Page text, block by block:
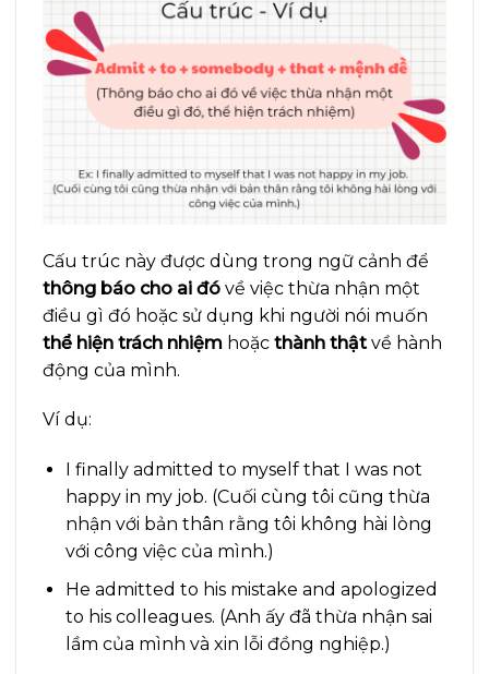
Cấu trúc này được dùng trong ngữ cảnh để
thông báo cho ai đó về việc thừa nhận một
điều gì đó hoặc sử dụng khi người nói muốn
thể hiện trách nhiệm hoặc thành thật về hành
động của mình.
Ví dụ:
I finally admitted to myself that I was not
happy in my job. (Cuối cùng tôi cũng thừa
nhận với bản thân rằng tôi không hài lòng
với công việc của mình.)
He admitted to his mistake and apologized
to his colleagues. (Anh ấy đã thừa nhận sai
lầm của mình và xin lỗi đồng nghiệp.)